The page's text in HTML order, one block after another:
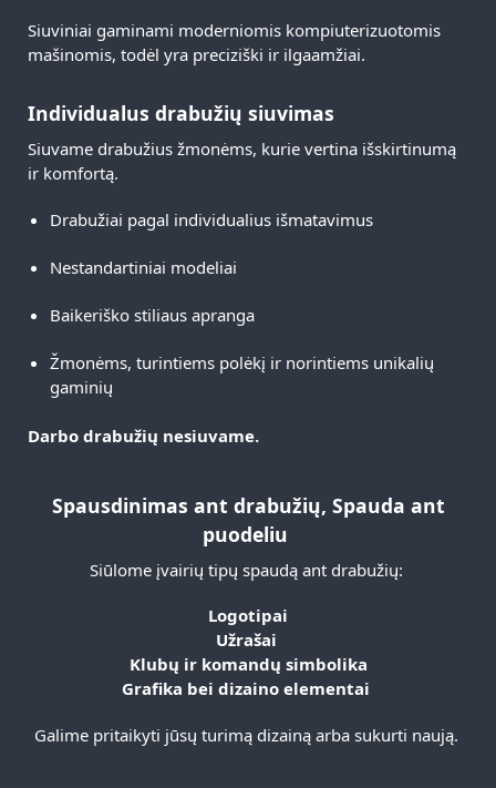
Siuviniai gaminami moderniomis kompiuterizuotomis
mašinomis, todėl yra preciziški ir ilgaamžiai.
Individualus drabužių siuvimas
Siuvame drabužius žmonėms, kurie vertina išskirtinumą
ir komfortą.
Drabužiai pagal individualius išmatavimus
Nestandartiniai modeliai
Baikeriško stiliaus apranga
Žmonėms, turintiems polėkį ir norintiems unikalių
gaminių
Darbo drabužių nesiuvame.
Spausdinimas ant drabužių, Spauda ant
puodeliu
Siūlome įvairių tipų spaudą ant drabužių:
Logotipai
Užrašai
Klubų ir komandų simbolika
Grafika bei dizaino elementai
Galime pritaikyti jūsų turimą dizainą arba sukurti naują.